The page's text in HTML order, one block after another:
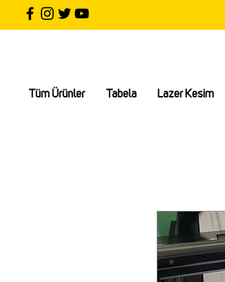
Tüm Ürünler Tabela Lazer Kesim